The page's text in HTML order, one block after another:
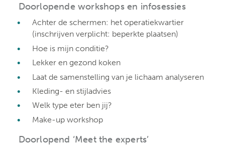
Doorlopende workshops en infosessies
Achter de schermen: het operatiekwartier
(inschrijven verplicht: beperkte plaatsen)
Hoe is mijn conditie?
Lekker en gezond koken
Laat de samenstelling van je lichaam analyseren
Kleding- en stijladvies
Welk type eter ben jij?
Make-up workshop
Doorlopend ‘Meet the experts’